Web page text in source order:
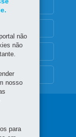
não
não
nosso
para